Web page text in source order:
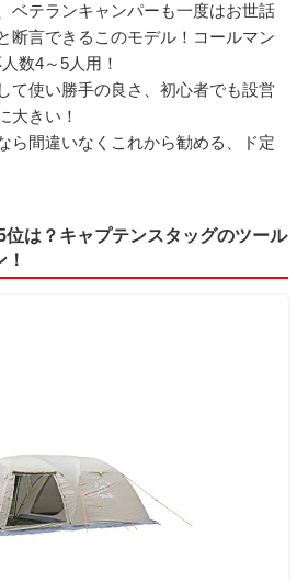
ベテランキャンパーも一度はお世話
断言できるこのモデル！コールマン
数4～5人用！
て使い勝手の良さ、初心者でも設営
大きい！
ら間違いなくこれから勧める、ド定
は？キャプテンスタッグのツール